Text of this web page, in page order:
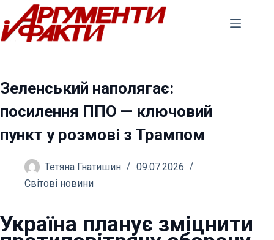
Перейти
до
вмісту
Зеленський наполягає:
посилення ППО — ключовий
пункт у розмові з Трампом
Тетяна Гнатишин
09.07.2026
Світові новини
Україна планує зміцнити